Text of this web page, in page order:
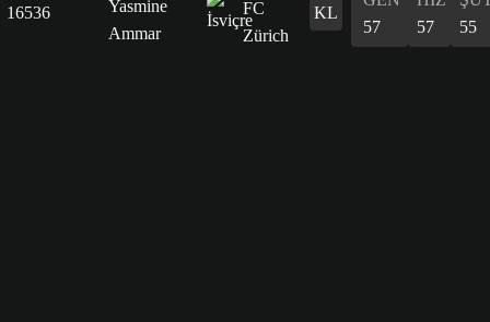
16536
Yasmine
Ammar
KL
57
57
55